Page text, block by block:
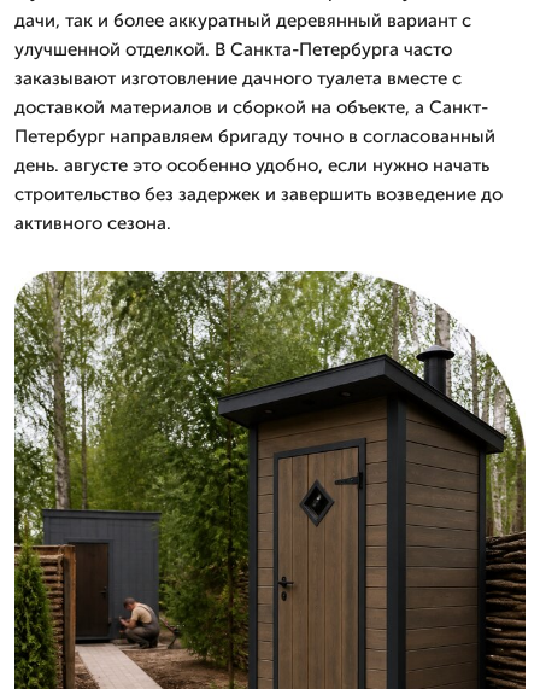
дачи, так и более аккуратный деревянный вариант с
улучшенной отделкой. В Санкта-Петербурга часто
заказывают изготовление дачного туалета вместе с
доставкой материалов и сборкой на объекте, а Санкт-
Петербург направляем бригаду точно в согласованный
день. августе это особенно удобно, если нужно начать
строительство без задержек и завершить возведение до
активного сезона.